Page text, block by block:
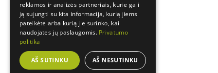
reklamos ir analizės partneriais, kurie gali
ją sujungti su kita informacija, kurią jiems
pateikėte arba kurią jie surinko, kai
naudojatės jų paslaugomis. Privatumo
politika
AŠ SUTINKU AŠ NESUTINKU